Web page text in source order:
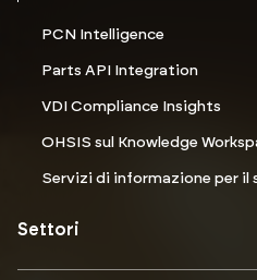
PCN Intelligence
Parts API Integration
VDI Compliance Insights
OHSIS sul Knowledge
Servizi di informazione per il
Settori